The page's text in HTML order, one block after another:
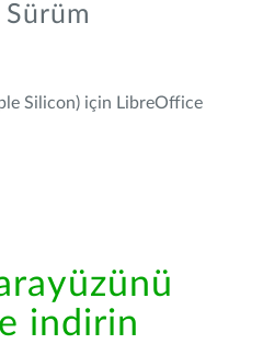
Silicon) için LibreOffice
indirin